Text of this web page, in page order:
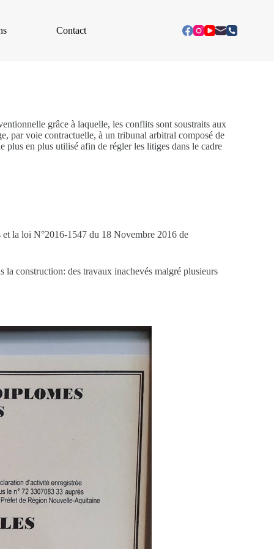
Contact
grâce à laquelle, les conflits sont soustraits aux
par voie contractuelle, à un tribunal arbitral composé de
plus en plus utilisé afin de régler les litiges dans le cadre
la loi N°2016-1547 du 18 Novembre 2016 de
la construction: des travaux inachevés malgré plusieurs